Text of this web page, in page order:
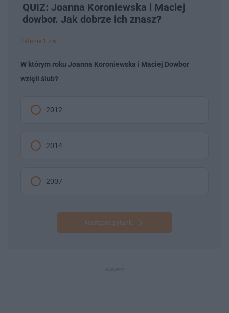
QUIZ: Joanna Koroniewska i Maciej
dowbor. Jak dobrze ich znasz?
Pytanie 1 z 6
W którym roku Joanna Koroniewska i Maciej Dowbor
wzięli ślub?
2012
2014
2007
Następne pytanie